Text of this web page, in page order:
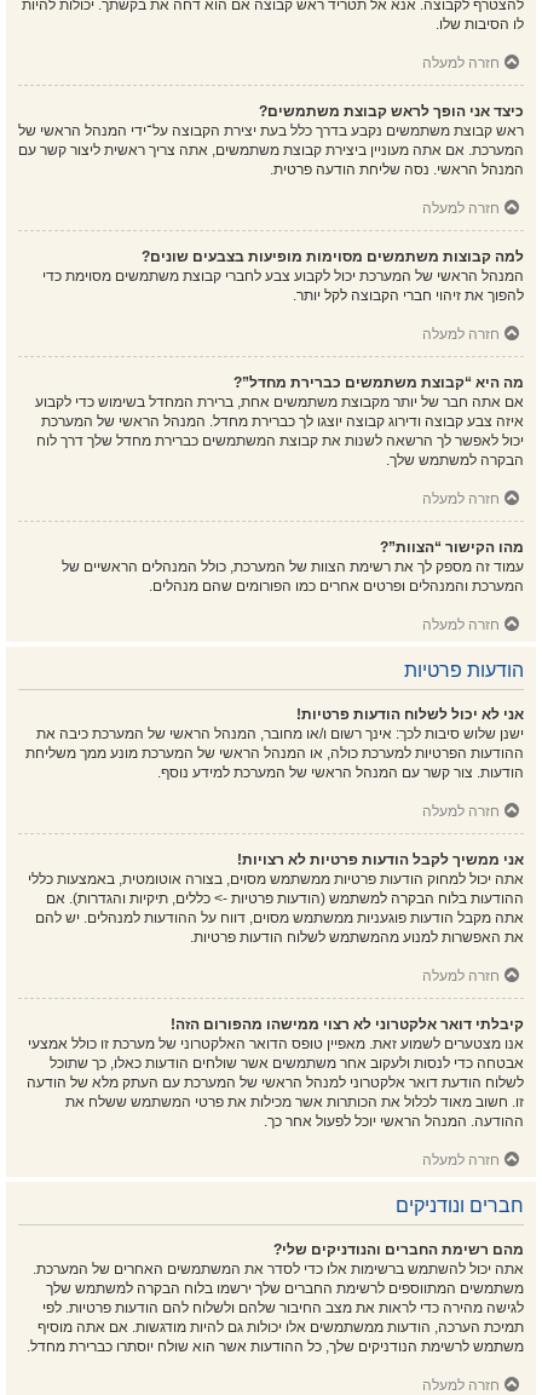
להצטרף לקבוצה. אנא אל תטריד ראש קבוצה אם הוא דחה את בקשתך. יכולות להיות
לו הסיבות שלו.
חזרה למעלה
כיצד אני הופך לראש קבוצת משתמשים?
ראש קבוצת משתמשים נקבע בדרך כלל בעת יצירת הקבוצה על־ידי המנהל הראשי של
המערכת. אם אתה מעוניין ביצירת קבוצת משתמשים, אתה צריך ראשית ליצור קשר עם
המנהל הראשי. נסה שליחת הודעה פרטית.
חזרה למעלה
למה קבוצות משתמשים מסוימות מופיעות בצבעים שונים?
המנהל הראשי של המערכת יכול לקבוע צבע לחברי קבוצת משתמשים מסוימת כדי
להפוך את זיהוי חברי הקבוצה לקל יותר.
חזרה למעלה
מה היא “קבוצת משתמשים כברירת מחדל”?
אם אתה חבר של יותר מקבוצת משתמשים אחת, ברירת המחדל בשימוש כדי לקבוע
איזה צבע קבוצה ודירוג קבוצה יוצגו לך כברירת מחדל. המנהל הראשי של המערכת
יכול לאפשר לך הרשאה לשנות את קבוצת המשתמשים כברירת מחדל שלך דרך לוח
הבקרה למשתמש שלך.
חזרה למעלה
מהו הקישור “הצוות”?
עמוד זה מספק לך את רשימת הצוות של המערכת, כולל המנהלים הראשיים של
המערכת והמנהלים ופרטים אחרים כמו הפורומים שהם מנהלים.
חזרה למעלה
הודעות פרטיות
אני לא יכול לשלוח הודעות פרטיות!
ישנן שלוש סיבות לכך: אינך רשום ו/או מחובר, המנהל הראשי של המערכת כיבה את
ההודעות הפרטיות למערכת כולה, או המנהל הראשי של המערכת מונע ממך משליחת
הודעות. צור קשר עם המנהל הראשי של המערכת למידע נוסף.
חזרה למעלה
אני ממשיך לקבל הודעות פרטיות לא רצויות!
אתה יכול למחוק הודעות פרטיות ממשתמש מסוים, בצורה אוטומטית, באמצעות כללי
ההודעות בלוח הבקרה למשתמש (הודעות פרטיות -> כללים, תיקיות והגדרות). אם
אתה מקבל הודעות פוגעניות ממשתמש מסוים, דווח על ההודעות למנהלים. יש להם
את האפשרות למנוע מהמשתמש לשלוח הודעות פרטיות.
חזרה למעלה
קיבלתי דואר אלקטרוני לא רצוי ממישהו מהפורום הזה!
אנו מצטערים לשמוע זאת. מאפיין טופס הדואר האלקטרוני של מערכת זו כולל אמצעי
אבטחה כדי לנסות ולעקוב אחר משתמשים אשר שולחים הודעות כאלו, כך שתוכל
לשלוח הודעת דואר אלקטרוני למנהל הראשי של המערכת עם העתק מלא של הודעה
זו. חשוב מאוד לכלול את הכותרות אשר מכילות את פרטי המשתמש ששלח את
ההודעה. המנהל הראשי יוכל לפעול אחר כך.
חזרה למעלה
חברים ונודניקים
מהם רשימת החברים והנודניקים שלי?
אתה יכול להשתמש ברשימות אלו כדי לסדר את המשתמשים האחרים של המערכת.
משתמשים המתווספים לרשימת החברים שלך ירשמו בלוח הבקרה למשתמש שלך
לגישה מהירה כדי לראות את מצב החיבור שלהם ולשלוח להם הודעות פרטיות. לפי
תמיכת הערכה, הודעות ממשתמשים אלו יכולות גם להיות מודגשות. אם אתה מוסיף
משתמש לרשימת הנודניקים שלך, כל ההודעות אשר הוא שולח יוסתרו כברירת מחדל.
חזרה למעלה